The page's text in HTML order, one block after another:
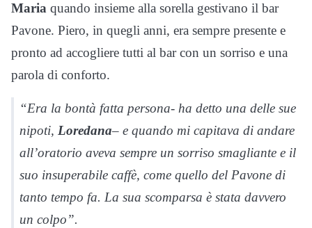
Maria quando insieme alla sorella gestivano il bar
Pavone. Piero, in quegli anni, era sempre presente e
pronto ad accogliere tutti al bar con un sorriso e una
parola di conforto.
“Era la bontà fatta persona- ha detto una delle sue
nipoti, Loredana– e quando mi capitava di andare
all’oratorio aveva sempre un sorriso smagliante e il
suo insuperabile caffè, come quello del Pavone di
tanto tempo fa. La sua scomparsa è stata davvero
un colpo”.